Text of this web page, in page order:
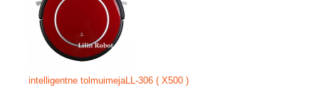
intelligentne tolmuimejaLL-306 ( X500 )